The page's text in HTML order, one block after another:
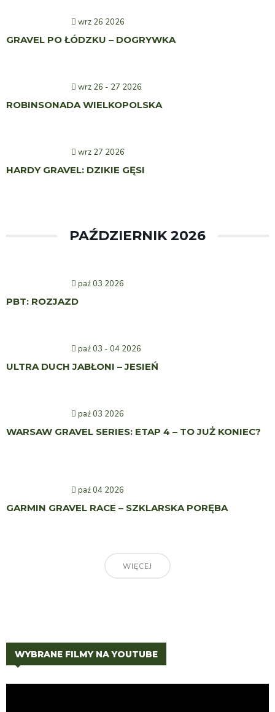
wrz 26 2026
GRAVEL PO ŁÓDZKU – DOGRYWKA
wrz 26 - 27 2026
ROBINSONADA WIELKOPOLSKA
wrz 27 2026
HARDY GRAVEL: DZIKIE GĘSI
PAŹDZIERNIK 2026
paź 03 2026
PBT: ROZJAZD
paź 03 - 04 2026
ULTRA DUCH JABŁONI – JESIEŃ
paź 03 2026
WARSAW GRAVEL SERIES: ETAP 4 – TO JUŻ KONIEC?
paź 04 2026
GARMIN GRAVEL RACE – SZKLARSKA PORĘBA
WIĘCEJ
WYBRANE FILMY NA YOUTUBE